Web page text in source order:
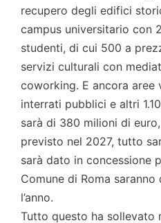
recupero degli edifici
campus universitario con
studenti, di cui 500 a
servizi culturali con
coworking. E ancora aree
interrati pubblici e altri
sarà di 380 milioni di
previsto nel 2027, tutto
sarà dato in concessione
Comune di Roma
l’anno.
Tutto questo ha sollevato